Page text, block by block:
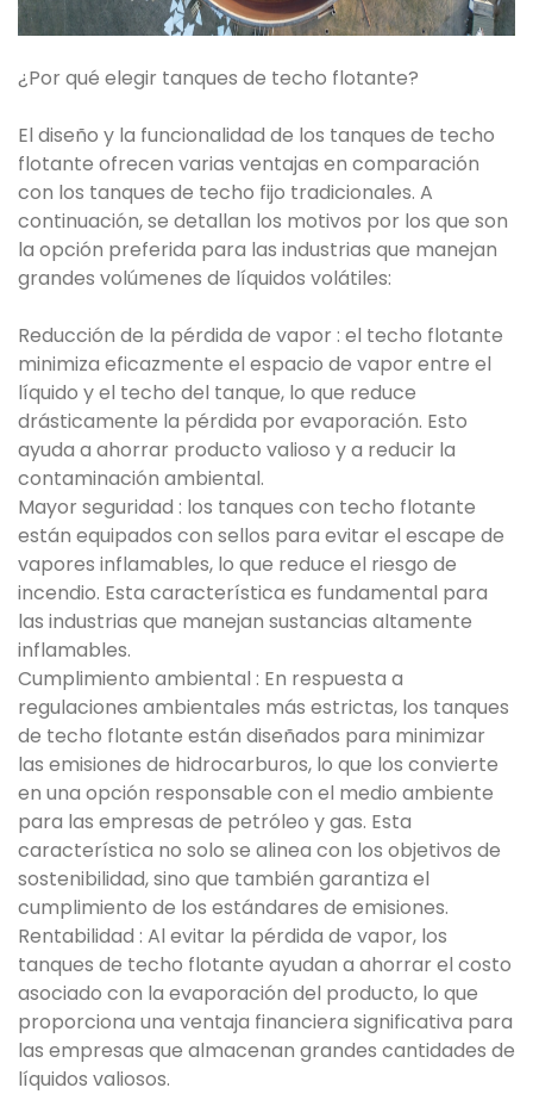
¿Por qué elegir tanques de techo flotante?
El diseño y la funcionalidad de los tanques de techo
flotante ofrecen varias ventajas en comparación
con los tanques de techo fijo tradicionales. A
continuación, se detallan los motivos por los que son
la opción preferida para las industrias que manejan
grandes volúmenes de líquidos volátiles:
Reducción de la pérdida de vapor : el techo flotante
minimiza eficazmente el espacio de vapor entre el
líquido y el techo del tanque, lo que reduce
drásticamente la pérdida por evaporación. Esto
ayuda a ahorrar producto valioso y a reducir la
contaminación ambiental.
Mayor seguridad : los tanques con techo flotante
están equipados con sellos para evitar el escape de
vapores inflamables, lo que reduce el riesgo de
incendio. Esta característica es fundamental para
las industrias que manejan sustancias altamente
inflamables.
Cumplimiento ambiental : En respuesta a
regulaciones ambientales más estrictas, los tanques
de techo flotante están diseñados para minimizar
las emisiones de hidrocarburos, lo que los convierte
en una opción responsable con el medio ambiente
para las empresas de petróleo y gas. Esta
característica no solo se alinea con los objetivos de
sostenibilidad, sino que también garantiza el
cumplimiento de los estándares de emisiones.
Rentabilidad : Al evitar la pérdida de vapor, los
tanques de techo flotante ayudan a ahorrar el costo
asociado con la evaporación del producto, lo que
proporciona una ventaja financiera significativa para
las empresas que almacenan grandes cantidades de
líquidos valiosos.